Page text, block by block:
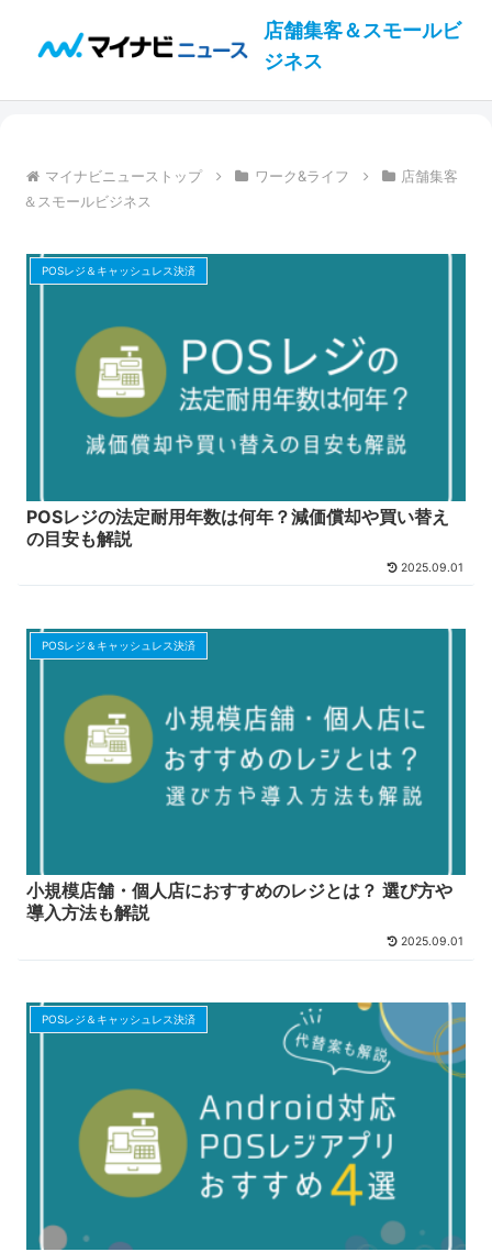
店舗集客＆スモールビ
ジネス
マイナビニューストップ ワーク&ライフ
店舗集客
＆スモールビジネス
POSレジ＆キャッシュレス決済
POSレジの法定耐用年数は何年？減価償却や買い替え
の目安も解説
2025.09.01
POSレジ＆キャッシュレス決済
小規模店舗・個人店におすすめのレジとは？ 選び方や
導入方法も解説
2025.09.01
POSレジ＆キャッシュレス決済